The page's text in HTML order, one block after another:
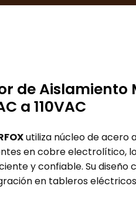
de Aislamiento
a 110VAC
utiliza núcleo de acero
en cobre electrolítico,
y confiable. Su diseño
en tableros